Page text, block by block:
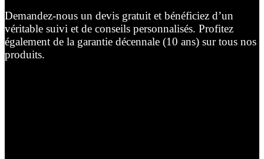
Demandez-nous un devis gratuit et bénéficiez d’un
véritable suivi et de conseils personnalisés. Profitez
également de la garantie décennale (10 ans) sur tous nos
produits.